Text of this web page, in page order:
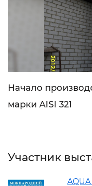
Начало
марки AISI 321
Участник